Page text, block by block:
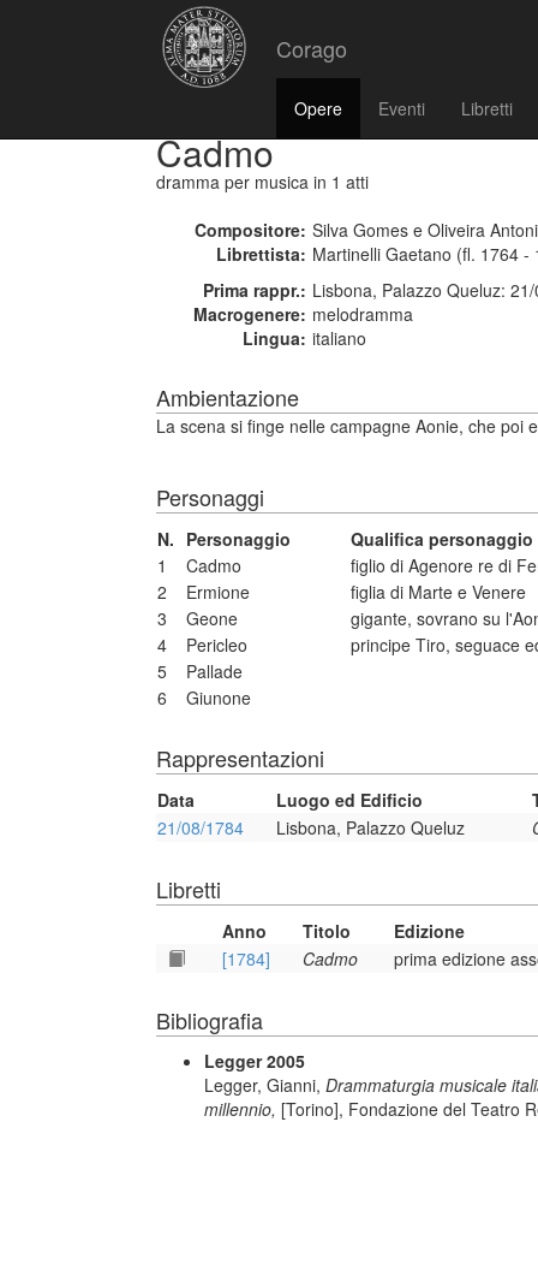
Corago
Opere Eventi Libretti
Cadmo
dramma per musica in 1 atti
Compositore: Silva Gomes e Oliveira
Librettista: Martinelli Gaetano (fl. 1764 -
Prima rappr.: Lisbona, Palazzo Queluz:
Macrogenere: melodramma
Lingua: italiano
Ambientazione
La scena si finge nelle campagne Aonie, che poi
Personaggi
N. Personaggio
Qualifica personaggio
1
Cadmo
figlio di Agenore re di
2
Ermione
figlia di Marte e Venere
3
Geone
gigante, sovrano su
4
Pericleo
principe Tiro, seguace
5
Pallade
6
Giunone
Rappresentazioni
Data Luogo ed Edificio
21/08/1784
Lisbona, Palazzo Queluz
Libretti
Anno Titolo
Edizione
[1784]
Cadmo prima edizione
Bibliografia
Legger 2005
Legger, Gianni, Drammaturgia musicale
millennio, [Torino], Fondazione del Teatro